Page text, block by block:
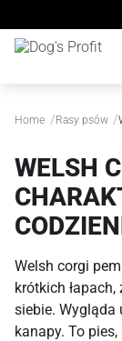
Home /Rasy psów /
WELSH
Welsh corgi
krótkich
siebie. Wygląda
kanapy. To